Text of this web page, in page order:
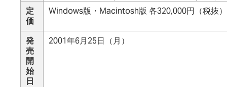
定
価
Windows版・Macintosh版 各320,000円（税抜）
発
売
開
始
日
2001年6月25日（月）